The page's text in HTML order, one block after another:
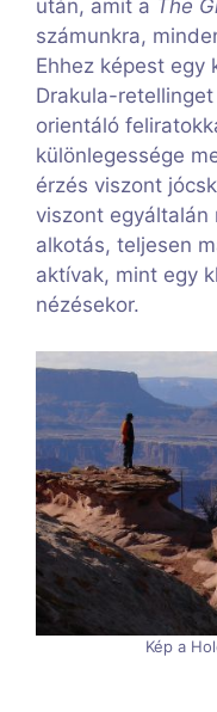
után, amit a The
számunkra,
Ehhez képest egy
Drakula-
orientáló
különlegessége
érzés viszont
viszont
alkotás, teljesen
aktívak, mint egy
nézésekor.
Kép a